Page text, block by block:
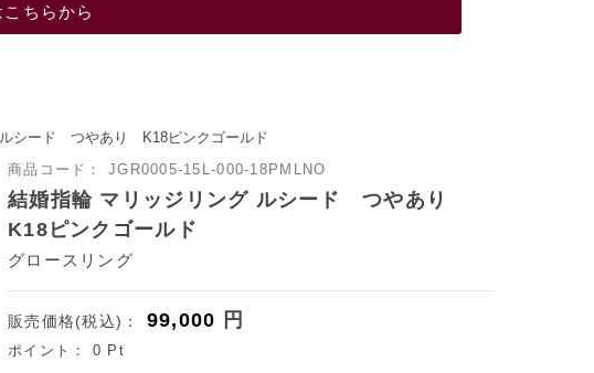
ちらから
シード つやあり K18ピンクゴールド
商品コード： JGR0005-15L-000-18PMLNO
結婚指輪 マリッジリング ルシード つやあり
K18ピンクゴールド
グロースリング
販売価格(税込)： 99,000 円
ポイント： 0 Pt